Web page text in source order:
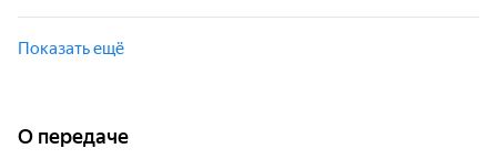
Показать ещё
О передаче